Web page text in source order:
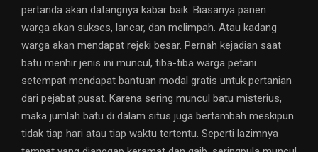
pertanda akan datangnya kabar baik. Biasanya panen
warga akan sukses, lancar, dan melimpah. Atau kadang
warga akan mendapat rejeki besar. Pernah kejadian saat
batu menhir jenis ini muncul, tiba-tiba warga petani
setempat mendapat bantuan modal gratis untuk pertanian
dari pejabat pusat. Karena sering muncul batu misterius,
maka jumlah batu di dalam situs juga bertambah meskipun
tidak tiap hari atau tiap waktu tertentu. Seperti lazimnya